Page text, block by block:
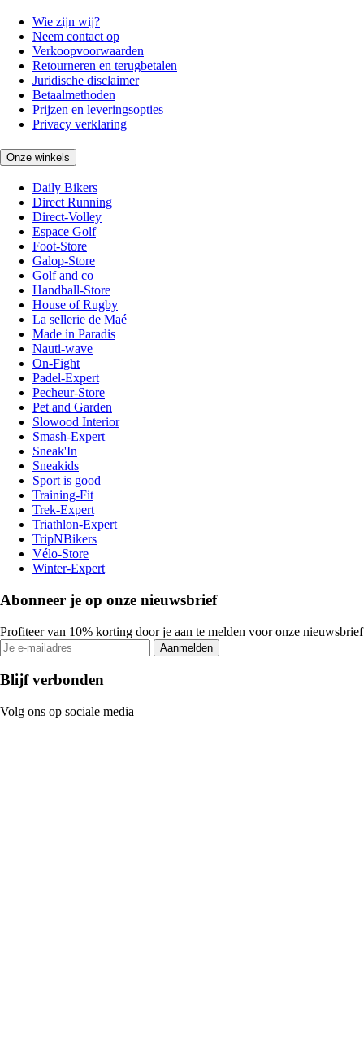
Wie zijn wij?
Neem contact op
Verkoopvoorwaarden
Retourneren en terugbetalen
Juridische disclaimer
Betaalmethoden
Prijzen en leveringsopties
Privacy verklaring
Onze winkels
Daily Bikers
Direct Running
Direct-Volley
Espace Golf
Foot-Store
Galop-Store
Golf and co
Handball-Store
House of Rugby
La sellerie de Maé
Made in Paradis
Nauti-wave
On-Fight
Padel-Expert
Pecheur-Store
Pet and Garden
Slowood Interior
Smash-Expert
Sneak'In
Sneakids
Sport is good
Training-Fit
Trek-Expert
Triathlon-Expert
TripNBikers
Vélo-Store
Winter-Expert
Abonneer je op onze nieuwsbrief
Profiteer van 10% korting door je aan te melden voor onze nieuwsbrief
Aanmelden
Blijf verbonden
Volg ons op sociale media